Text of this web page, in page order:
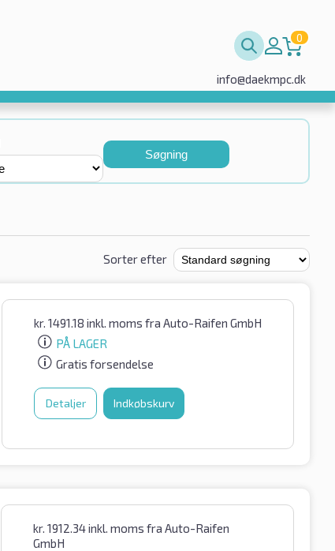
0
info@daekmpc.dk
Søgning
Sorter efter
kr. 1491.18 inkl. moms fra Auto-Raifen GmbH
PÅ LAGER
Gratis forsendelse
Detaljer Indkøbskurv
kr. 1912.34inkl. moms fra Auto-Raifen
GmbH